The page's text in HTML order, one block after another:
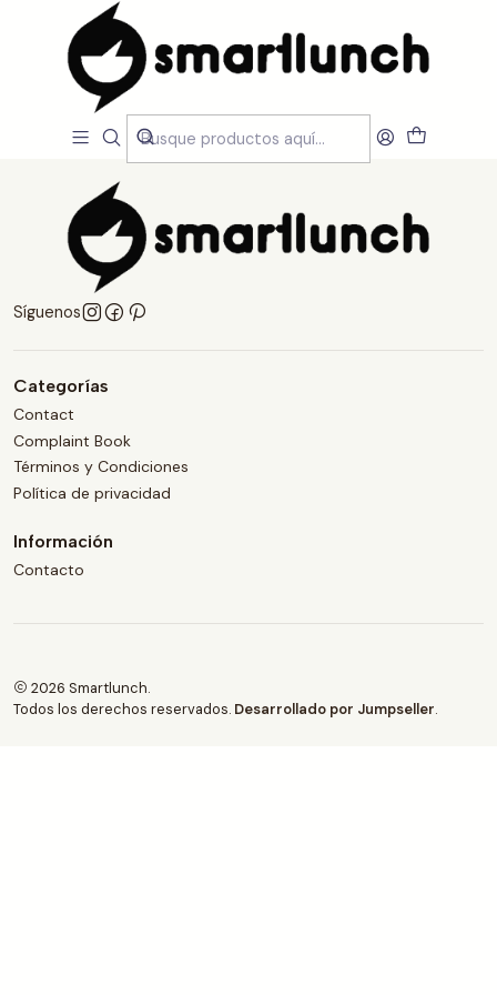
Blog Cuidado inteligente
Cuidado inteligente
Síguenos
Categorías
Contact
Complaint Book
Términos y Condiciones
Política de privacidad
Información
Contacto
2026 Smartlunch.
Todos los derechos reservados. Desarrollado por Jumpseller.